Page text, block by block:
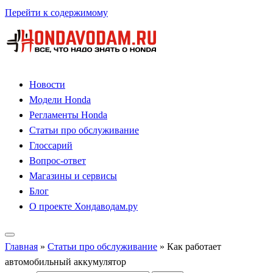
Перейти к содержимому
Новости
Модели Honda
Регламенты Honda
Статьи про обслуживание
Глоссарий
Вопрос-ответ
Магазины и сервисы
Блог
О проекте Хондаводам.ру
Главная » Статьи про обслуживание » Как работает
автомобильный аккумулятор